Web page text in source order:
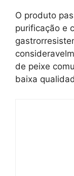
O produto
purificação e
de peixe
baixa